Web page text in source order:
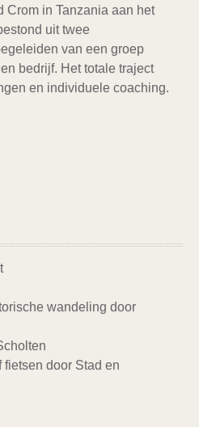
Crom in Tanzania aan het
uit twee
van een groep
bedrijf. Het totale traject
en individuele coaching.
wandeling door
fietsen door Stad en